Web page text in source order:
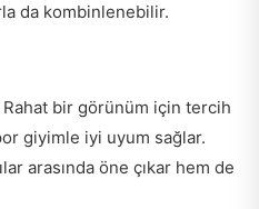
da kombinlenebilir.
Rahat bir görünüm için tercih
giyimle iyi uyum sağlar.
arasında öne çıkar hem de